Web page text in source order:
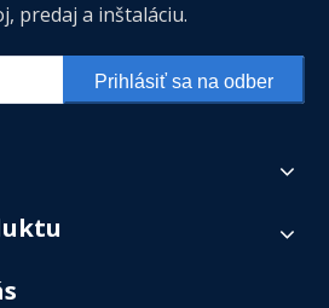
predaj a inštaláciu.
Prihlásiť sa na odber